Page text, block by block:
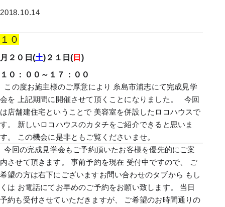
2018.10.14
１０
月２０日(土)２１日(日)
１０：００～１７：００
この度お施主様のご厚意により 糸島市浦志にて完成見学
会を 上記期間に開催させて頂くことになりました。 今回
は店舗建住宅ということで 美容室を併設したロコハウスで
す。 新しいロコハウスのカタチをご紹介できると思いま
す。 この機会に是非ともご覧くださいませ。
今回の完成見学会もご予約頂いたお客様を優先的にご案
内させて頂きます。 事前予約を現在 受付中ですので、 ご
希望の方は右下にございますお問い合わせのタブから もし
くは お電話にてお早めのご予約をお願い致します。 当日
予約も受付させていただきますが、 ご希望のお時間通りの